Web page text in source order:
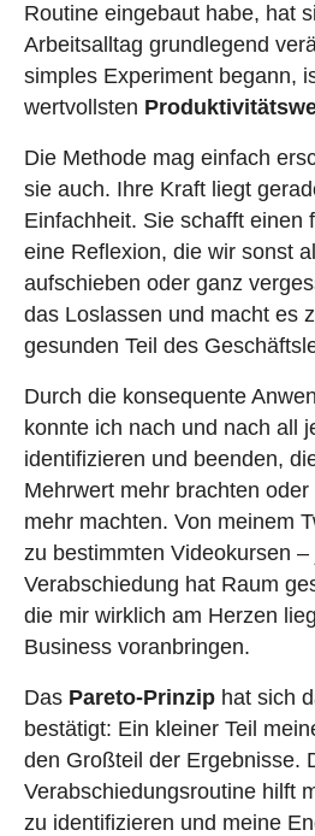
Routine eingebaut habe, hat
Arbeitsalltag grundlegend
simples Experiment begann,
wertvollsten
Die Methode mag einfach
sie auch. Ihre Kraft liegt
Einfachheit. Sie schafft einen
eine Reflexion, die wir sonst
aufschieben oder ganz
das Loslassen und macht es
gesunden Teil des
Durch die konsequente
konnte ich nach und nach all
identifizieren und beenden,
Mehrwert mehr brachten
mehr machten. Von meinem
zu bestimmten Videokursen –
Verabschiedung hat Raum
die mir wirklich am Herzen
Business voranbringen.
Das Pareto-Prinzip hat sich
bestätigt: Ein kleiner Teil
den Großteil der Ergebnisse.
Verabschiedungsroutine hilft
zu identifizieren und meine